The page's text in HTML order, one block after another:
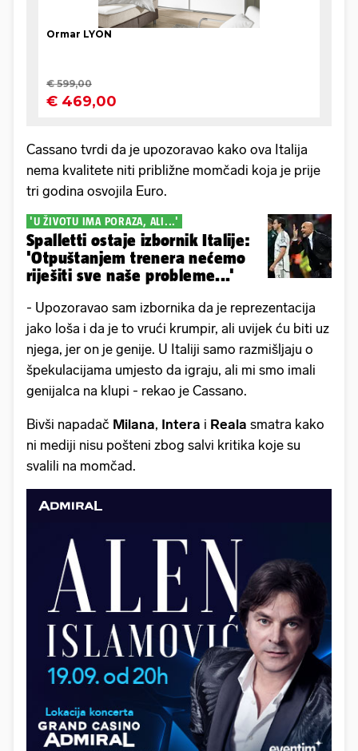
Cassano tvrdi da je upozoravao kako ova Italija
nema kvalitete niti približne momčadi koja je prije
tri godina osvojila Euro.
'U ŽIVOTU IMA PORAZA, ALI...'
Spalletti ostaje izbornik Italije:
'Otpuštanjem trenera nećemo
riješiti sve naše probleme...'
- Upozoravao sam izbornika da je reprezentacija
jako loša i da je to vrući krumpir, ali uvijek ću biti uz
njega, jer on je genije. U Italiji samo razmišljaju o
špekulacijama umjesto da igraju, ali mi smo imali
genijalca na klupi - rekao je Cassano.
Bivši napadač Milana, Intera i Reala smatra kako
ni mediji nisu pošteni zbog salvi kritika koje su
svalili na momčad.